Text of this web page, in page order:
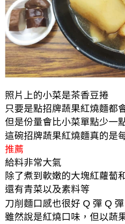
照片上的小菜是茶香豆捲
只要是點招牌蔬果紅燒麵都
但是份量會比小菜單點少一
這碗招牌蔬果紅燒麵真的是
推薦
給料非常大氣
除了煮到軟嫩的大塊紅蘿蔔
還有青菜以及素料等
刀削麵口感也很好 Q 彈 Q 彈
雖然說是紅燒口味，但以蔬